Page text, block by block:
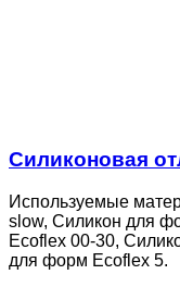
Силиконовая
Используемые
slow, Силикон для
Ecoflex 00-30,
для форм Ecoflex 5.